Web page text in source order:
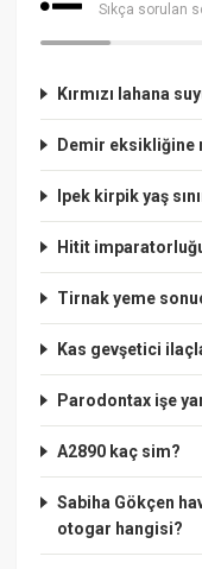
Sıkça sorulan
Kırmızı lahana
Demir eksikliğine
Ipek kirpik yaş
Hitit
Tirnak yeme
Kas gevşetici
Parodontax işe
A2890 kaç sim?
Sabiha Gökçen
otogar hangisi?